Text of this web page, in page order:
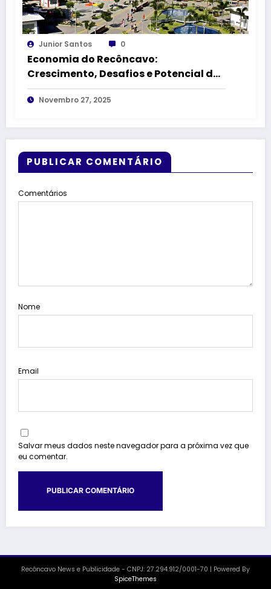
Junior Santos 0
Economia do Recôncavo:
Crescimento, Desafios e Potencial das
Principais Cidades
Novembro 27, 2025
PUBLICAR COMENTÁRIO
Comentários
Nome
Email
Salvar meus dados neste navegador para a próxima vez que
eu comentar.
Recôncavo News e Publicidade - CNPJ: 27.294.912/0001-70 | Powered By
SpiceThemes